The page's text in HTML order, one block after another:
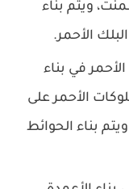
ويتم بناء
الأحمر.
في بناء
الأحمر على
بناء الحوائط